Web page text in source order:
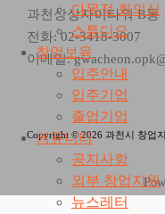
다목적 회의실
스튜디오
창업보육
입주안내
입주기업
졸업기업
커뮤니티
공지사항
외부 창업지원
뉴스레터
과천상상자이타워 B동
전화: 02-3418-3007
이메일:
Copyright © 2026 과천시 창업